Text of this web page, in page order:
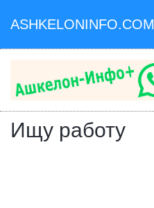
ASHKELONINFO.COM
Ищу работу